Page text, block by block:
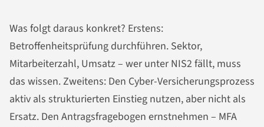
Was folgt daraus konkret? Erstens:
Betroffenheitsprüfung durchführen. Sektor,
Mitarbeiterzahl, Umsatz – wer unter NIS2 fällt, muss
das wissen. Zweitens: Den Cyber-Versicherungsprozess
aktiv als strukturierten Einstieg nutzen, aber nicht als
Ersatz. Den Antragsfragebogen ernstnehmen – MFA